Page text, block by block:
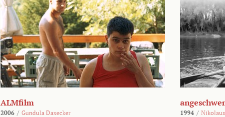
ALMfilm
2006 / Gundula Daxecker 1994 /